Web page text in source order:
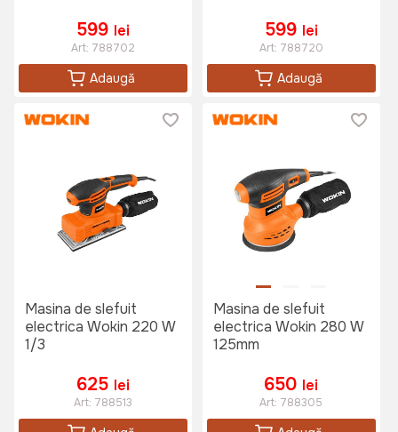
599 lei
Art: 788702
Adaugă
599 lei
Art: 788720
Adaugă
Masina de slefuit
electrica Wokin 220 W
1/3
625 lei
Art: 788513
Masina de slefuit
electrica Wokin 280 W
125mm
650 lei
Art: 788305